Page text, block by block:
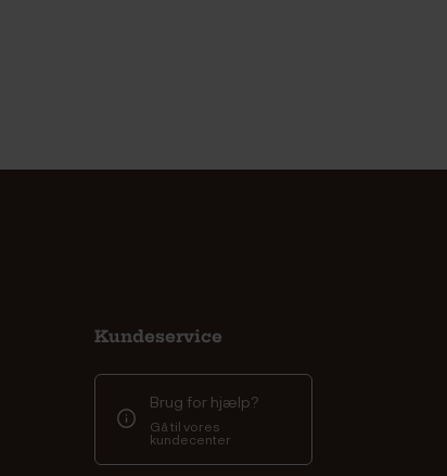
Kundeservice
Brug for hjælp?
Gå til vores
kundecenter